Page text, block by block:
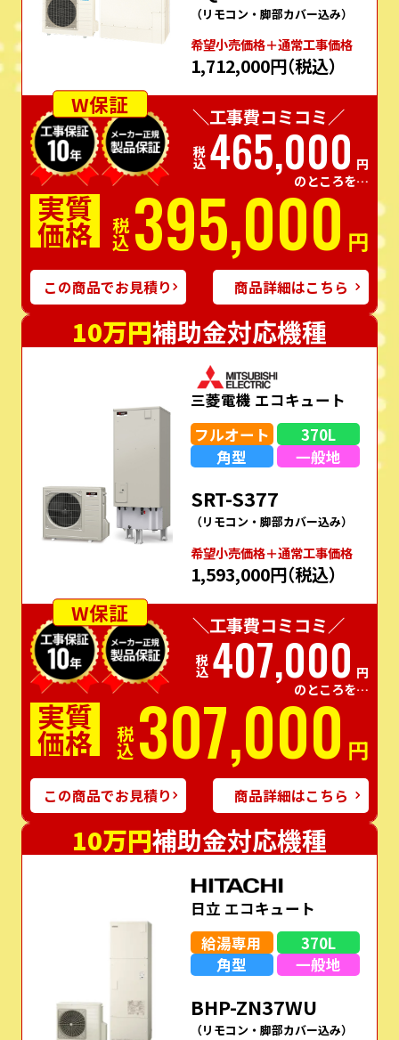
（リモコン・脚部カバー込み）
希望⼩売価格＋通常⼯事価格
1,712,000円（税込）
W保証
＼工事費コミコミ／
税込465,000 円
のところを…
実質
価格 税込395,000 円
この商品でお見積り 商品詳細はこちら
10万円補助金対応機種
三菱電機 エコキュート
フルオート
370L
角型
一般地
SRT-S377
（リモコン・脚部カバー込み）
希望⼩売価格＋通常⼯事価格
1,593,000円（税込）
W保証
＼工事費コミコミ／
税込407,000 円
のところを…
実質
価格 税込307,000 円
この商品でお見積り 商品詳細はこちら
10万円補助金対応機種
日立 エコキュート
給湯専用
370L
角型
一般地
BHP-ZN37WU
（リモコン・脚部カバー込み）